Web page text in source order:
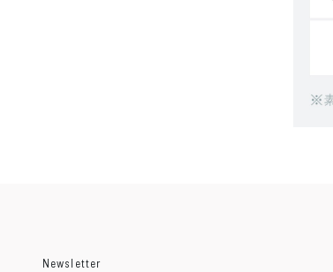
Newsletter